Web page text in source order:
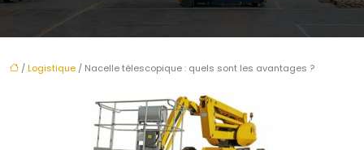
/Logistique / Nacelle télescopique : quels sont les avantages ?